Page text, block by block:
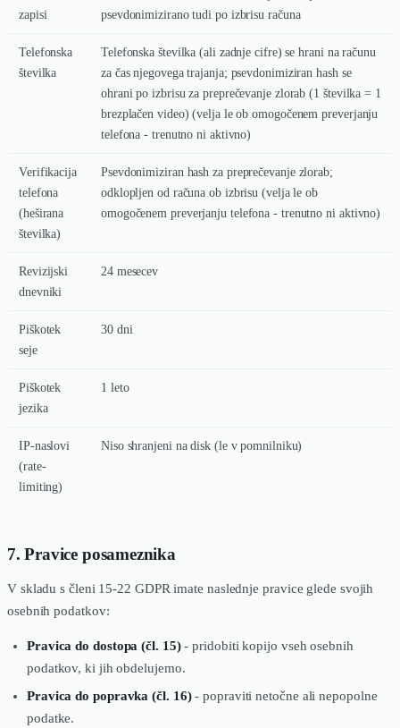
zapisi
psevdonimizirano tudi po izbrisu računa
Telefonska
številka
Telefonska številka (ali zadnje cifre) se hrani na računu
za čas njegovega trajanja; psevdonimiziran hash se
ohrani po izbrisu za preprečevanje zlorab (1 številka = 1
brezplačen video) (velja le ob omogočenem preverjanju
telefona - trenutno ni aktivno)
Verifikacija
telefona
(heširana
številka)
Psevdonimiziran hash za preprečevanje zlorab;
odklopljen od računa ob izbrisu (velja le ob
omogočenem preverjanju telefona - trenutno ni aktivno)
Revizijski
dnevniki
24 mesecev
Piškotek
seje
30 dni
Piškotek
jezika
1 leto
IP-naslovi
(rate-
limiting)
Niso shranjeni na disk (le v pomnilniku)
7. Pravice posameznika
V skladu s členi 15-22 GDPR imate naslednje pravice glede svojih
osebnih podatkov:
Pravica do dostopa (čl. 15)- pridobiti kopijo vseh osebnih
podatkov, ki jih obdelujemo.
Pravica do popravka (čl. 16)- popraviti netočne ali nepopolne
podatke.